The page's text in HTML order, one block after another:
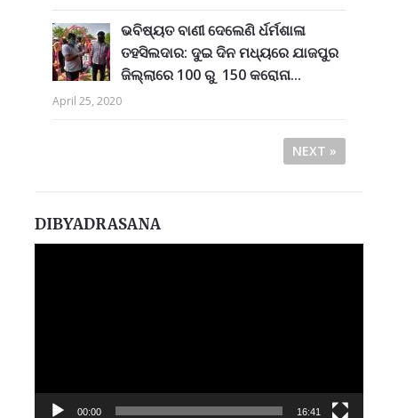
ଭବିଷ୍ୟତ ବାଣୀ ଦେଲେଣି ର୍ଧର୍ମଶାଳା
ତହସିଲଦାର: ଦୁଇ ଦିନ ମଧ୍ୟରେ ଯାଜପୁର
ଜିଲ୍ଲାରେ 100 ରୁ 150 କରୋନା...
April 25, 2020
NEXT »
DIBYADRASANA
00:00 16:41